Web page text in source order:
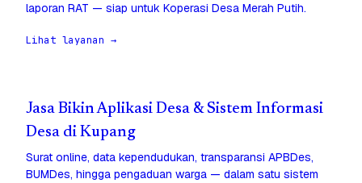
laporan RAT — siap untuk Koperasi Desa Merah Putih.
Lihat layanan →
Jasa Bikin Aplikasi Desa & Sistem Informasi
Desa di Kupang
Surat online, data kependudukan, transparansi APBDes,
BUMDes, hingga pengaduan warga — dalam satu sistem